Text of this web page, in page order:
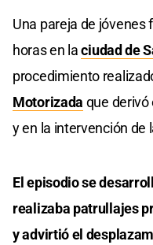
Una pareja de
horas en laciudad de
procedimiento
Motorizada que derivó
y en la intervención de
El episodio se
realizaba patrullajes
y advirtió el